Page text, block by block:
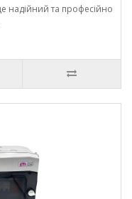
надійний та професійно